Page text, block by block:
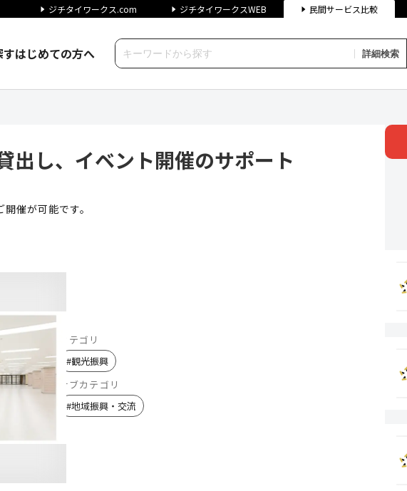
ジチタイワークス.com ジチタイワークスWEB 民間サービス比較
すはじめての方へ 詳細検索
出し、イベント開催のサポート
催が可能です。
カテゴリ
#観光振興
サブカテゴリ
#地域振興・交流